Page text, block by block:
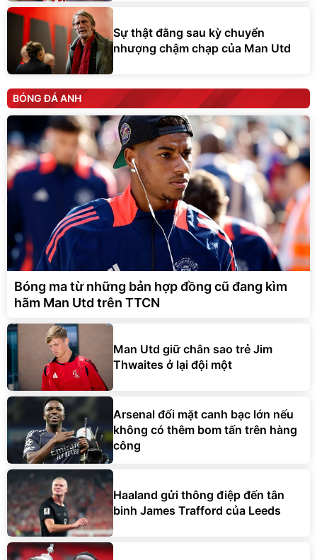
Sự thật đằng sau kỳ chuyển
nhượng chậm chạp của Man Utd
BÓNG ĐÁ ANH
Bóng ma từ những bản hợp đồng cũ đang kìm
hãm Man Utd trên TTCN
Man Utd giữ chân sao trẻ Jim
Thwaites ở lại đội một
Arsenal đối mặt canh bạc lớn nếu
không có thêm bom tấn trên hàng
công
Haaland gửi thông điệp đến tân
binh James Trafford của Leeds